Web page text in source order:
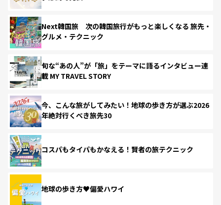
Next韓国旅 次の韓国旅行がもっと楽しくなる 旅先・
グルメ・テクニック
旬な“あの人”が「旅」をテーマに語るインタビュー連
載 MY TRAVEL STORY
今、こんな旅がしてみたい！地球の歩き方が選ぶ2026
年絶対行くべき旅先30
コスパもタイパもかなえる！賢者の旅テクニック
地球の歩き方♥偏愛ハワイ